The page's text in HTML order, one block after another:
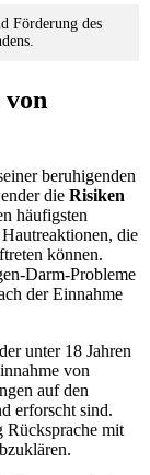
Förderung des
beruhigenden
die Risiken
häufigsten
die
können.
Darm-Probleme
der Einnahme
unter 18 Jahren
von
auf den
erforscht sind.
Rücksprache mit